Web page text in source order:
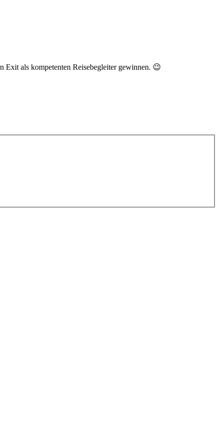
als kompetenten Reisebegleiter gewinnen. 😉